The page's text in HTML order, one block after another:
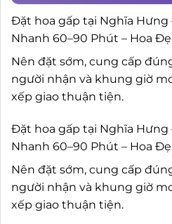
Đặt hoa gấp tại Nghĩa Hưng
Nhanh 60–90 Phút – Hoa
Nên đặt sớm, cung cấp
người nhận và khung giờ
xếp giao thuận tiện.
Đặt hoa gấp tại Nghĩa Hưng
Nhanh 60–90 Phút – Hoa
Nên đặt sớm, cung cấp
người nhận và khung giờ
xếp giao thuận tiện.